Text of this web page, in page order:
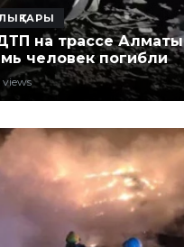
на трассе Алматы
человек погибли
views